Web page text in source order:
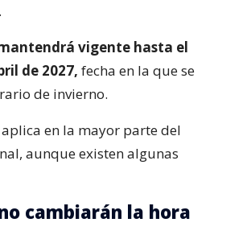
vigente hasta el
de 2027, fecha en la que se
de invierno.
aplica en la mayor parte del
aunque existen algunas
cambiarán la hora